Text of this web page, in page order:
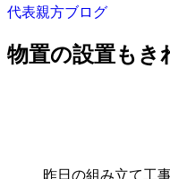
代表親方ブログ
物置の設置もき
昨日の組み立て工